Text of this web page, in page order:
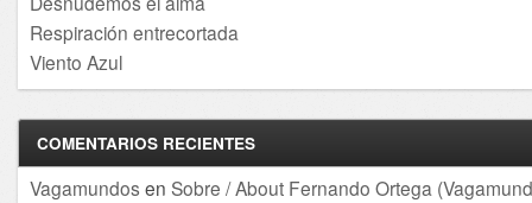
Respiración entrecortada
Viento Azul
COMENTARIOS RECIENTES
Vagamundos en Sobre / About Fernando Ortega